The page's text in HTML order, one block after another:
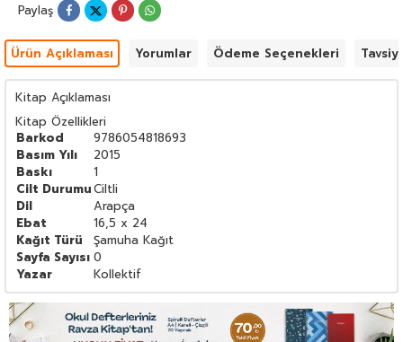
Paylaş
Ürün Açıklaması Yorumlar Ödeme Seçenekleri
Kitap Açıklaması
Kitap Özellikleri
Barkod
9786054818693
Basım Yılı
2015
Baskı
1
Cilt DurumuCiltli
Dil
Arapça
Ebat
16,5 x 24
Kağıt Türü
Şamuha Kağıt
Sayfa Sayısı 0
Yazar
Kollektif